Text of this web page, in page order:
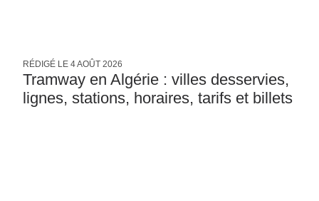
RÉDIGÉ LE 4 AOÛT 2026
Tramway en Algérie : villes desservies,
lignes, stations, horaires, tarifs et billets